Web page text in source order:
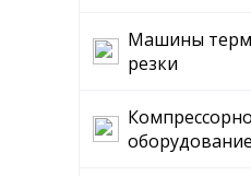
Машины
резки
оборудование